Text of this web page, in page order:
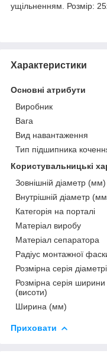
ущільненням. Розмір:
Характеристики
Основні атрибути
Виробник
Вага
Вид навантаження
Тип підшипника
Користувальницькі
Зовнішній діаметр (мм)
Внутрішній діаметр
Категорія на порталі
Матеріал виробу
Матеріал сепаратора
Радіус монтажної
Розмірна серія
Розмірна серія ширини
(висоти)
Ширина (мм)
Приховати